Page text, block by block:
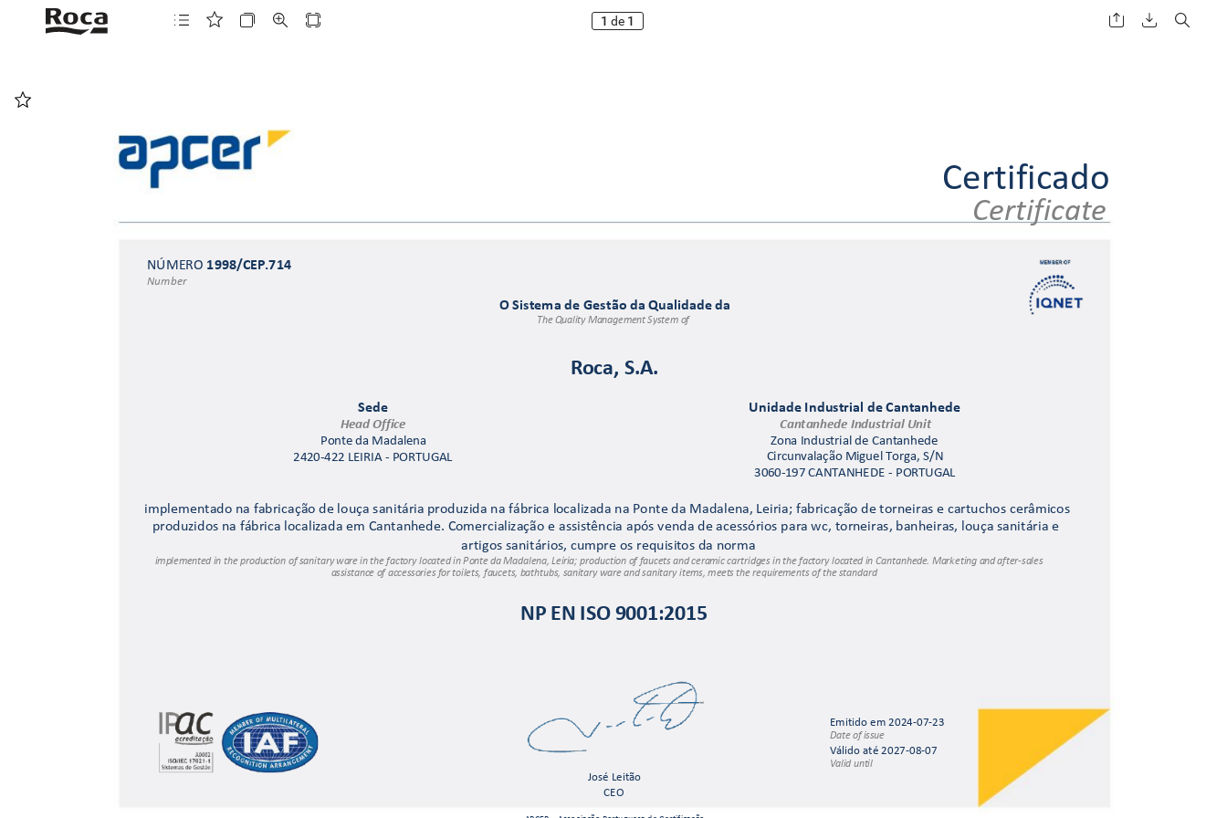
1 de 1
José Leitão
CEO
O Sistema de Gestão da Qualidade da
The Quality Management System of
Roca , S.A.
Sede
Head Office
Ponte da Madalena
2420-422 LEIRIA - PORTUGAL
Unidade Industrial de Cantanhede
Cantanhede Industrial Unit
Zona Industrial de Cantanhede
Circunvalação Miguel Torga, S/N
3060-197 CANTANHEDE - PORTUGAL
implementado na fabricação de louça sanitária produzida na fábrica localizada na Ponte da Madalena, Leiria; fabricação de torneiras e cartuchos cerâmicos
produzidos na fábrica localizada em Cantanhede. Comercialização e assistência após venda de acessórios para wc, torneiras, banheiras, louça sanitária e
artigos sanitários, cumpre os requisitos da norma
implemented in the production of sanitary ware in the factory located in Ponte da Madalena, Leiria; production of faucets and ceramic cartridges in the factory located in Cantanhede. Marketing and after-sales
assistance of accessories for toilets, faucets, bathtubs, sanitary ware and sanitary items, meets the requirements of the standard
NP EN ISO 9001:2015
Certificado
Certificate
Emitido em 2024-07-23
Date of issue
Válido até 2027-08-07
Valid until
NÚMERO 1998/CEP.714
Number